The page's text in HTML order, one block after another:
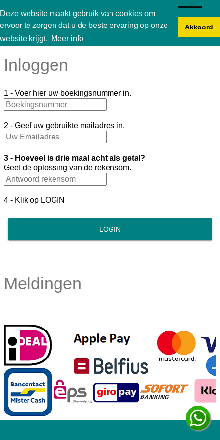
Deze website maakt gebruik van cookies om
ervoor te zorgen dat u de beste ervaring op onze
website krijgt. Meer info
Akkoord
Karperbungalow
Inloggen
1 - Voer hier uw boekingsnummer in.
2 - Geef uw gebruikte mailadres in.
3 - Hoeveel is drie maal acht als getal?
Geef de oplossing van de rekensom.
4 - Klik op LOGIN
LOGIN
Meldingen